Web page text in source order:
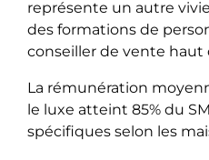
représente un autre
des formations de
conseiller de vente haut
La rémunération
le luxe atteint 85% du
spécifiques selon les